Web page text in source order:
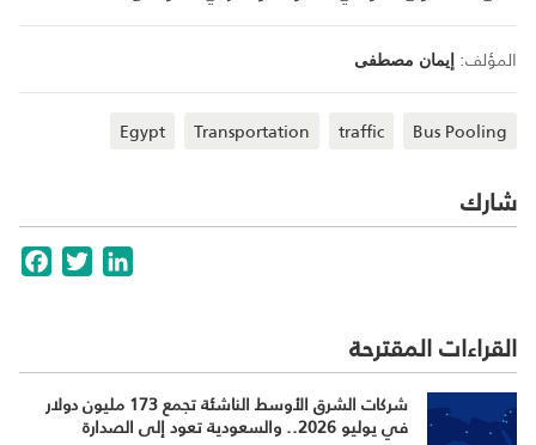
المؤلف: إيمان مصطفى
Bus Pooling
traffic
Transportation
Egypt
شارك
TwitterLinkedIn
القراءات المقترحة
شركات الشرق الأوسط الناشئة تجمع 173 مليون دولار
في يوليو 2026.. والسعودية تعود إلى الصدارة